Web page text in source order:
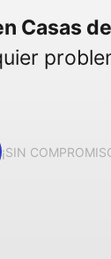
Casas
¡SIN